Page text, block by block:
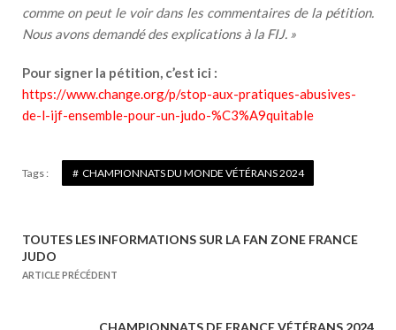
comme on peut le voir dans les commentaires de la pétition.
Nous avons demandé des explications à la FIJ. »
Pour signer la pétition, c’est ici :
https://www.change.org/p/stop-aux-pratiques-abusives-
de-l-ijf-ensemble-pour-un-judo-%C3%A9quitable
Tags : CHAMPIONNATS DU MONDE VÉTÉRANS 2024
N
a
TOUTES LES INFORMATIONS SUR LA FAN ZONE FRANCE
JUDO
ARTICLE PRÉCÉDENT